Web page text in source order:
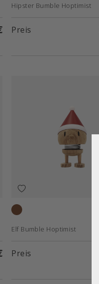
Hipster Bumble Hoptimist
Preis
Elf Bumble Hoptimist
Preis